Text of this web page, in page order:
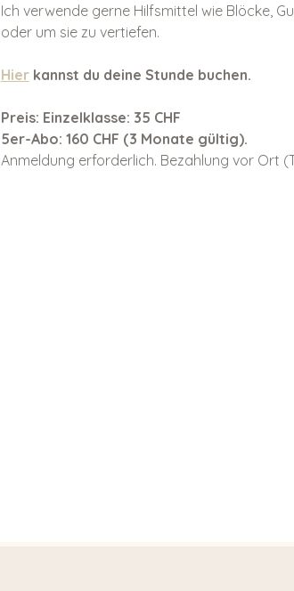
Ich verwende gerne Hilfsmittel wie Blöcke,
oder um sie zu vertiefen.
Hier kannst du deine Stunde buchen.
Preis: Einzelklasse: 35 CHF
5er-Abo: 160 CHF (3 Monate gültig).
Anmeldung erforderlich. Bezahlung vor Ort